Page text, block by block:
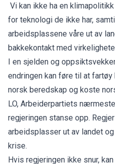
Vi kan ikke ha en
for teknologi de ikke har,
arbeidsplassene våre ut av
bakkekontakt med
I en sjelden og
endringen kan føre til at
norsk beredskap og koste
LO, Arbeiderpartiets
regjeringen stanse opp.
arbeidsplasser ut av landet
krise.
Hvis regjeringen ikke snur,